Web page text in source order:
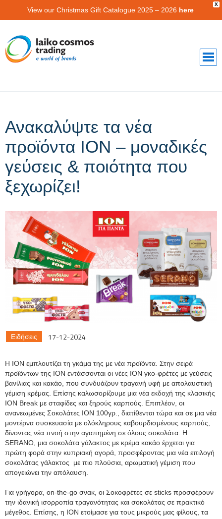
X
View our Christmas Gift Catalogue 2025 – 2026 here
Ανακαλύψτε τα νέα
προϊόντα ΙΟΝ – μοναδικές
γεύσεις & ποιότητα που
ξεχωρίζει!
Ειδήσεις 17-12-2024
Η ΙΟΝ εμπλουτίζει τη γκάμα της με νέα προϊόντα. Στην σειρά
προϊόντων της ION εντάσσονται οι νέες ΙΟΝ γκο-φρέτες με γεύσεις
βανίλιας και κακάο, που συνδυάζουν τραγανή υφή με απολαυστική
γέμιση κρέμας. Επίσης καλωσορίζουμε μια νέα εκδοχή της κλασικής
ΙΟΝ Break με σταφίδες και ξηρούς καρπούς. Επιπλέον, οι
ανανεωμένες Σοκολάτες ΙΟΝ 100γρ., διατίθενται τώρα και σε μια νέα
μοντέρνα συσκευασία με ολόκληρους καβουρδισμένους καρπούς,
δίνοντας νέα πνοή στην αγαπημένη σε όλους σοκολάτα. Η
SERANO, μια σοκολάτα γάλακτος με κρέμα κακάο έρχεται για
πρώτη φορά στην κυπριακή αγορά, προσφέροντας μια νέα επιλογή
σοκολάτας γάλακτος με πιο πλούσια, αρωματική γέμιση που
απογειώνει την απόλαυση.
Για γρήγορα, on-the-go σνακ, οι Σοκοφρέτες σε sticks προσφέρουν
την ιδανική ισορροπία τραγανότητας και σοκολάτας σε πρακτικό
μέγεθος. Επίσης, η ΙΟΝ ετοίμασε για τους μικρούς μας φίλους, τα